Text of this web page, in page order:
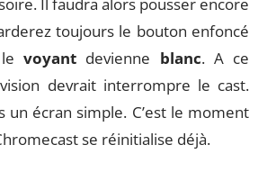
toujours le bouton enfoncé
voyant devienne blanc. A ce
devrait interrompre le cast.
un écran simple. C’est le moment
se réinitialise déjà.